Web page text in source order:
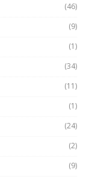
(46)
(9)
(1)
(34)
(11)
(1)
(24)
(2)
(9)